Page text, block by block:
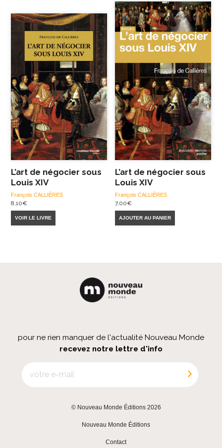
L’art de négocier sous
Louis XIV
François CALLIÈRES
8,10€
VOIR LE LIVRE
L’art de négocier sous
Louis XIV
François CALLIÈRES
7,00€
AJOUTER AU PANIER
pour ne rien manquer de l'actualité Nouveau Monde
recevez notre lettre d'info
© Nouveau Monde Éditions 2026
Nouveau Monde Éditions
Contact